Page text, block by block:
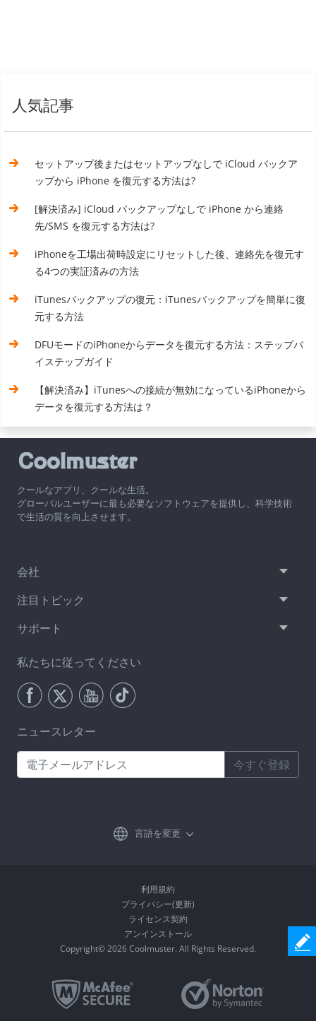
人気記事
セットアップ後またはセットアップなしで iCloud バックア
ップから iPhone を復元する方法は?
[解決済み] iCloud バックアップなしで iPhone から連絡
先/SMS を復元する方法は?
iPhoneを工場出荷時設定にリセットした後、連絡先を復元す
る4つの実証済みの方法
iTunesバックアップの復元：iTunesバックアップを簡単に復
元する方法
DFUモードのiPhoneからデータを復元する方法：ステップバ
イステップガイド
【解決済み】iTunesへの接続が無効になっているiPhoneから
データを復元する方法は？
クールなアプリ、クールな生活。
グローバルユーザーに最も必要なソフトウェアを提供し、科学技術
で生活の質を向上させます。
会社
注目トピック
サポート
私たちに従ってください
ニュースレター
今すぐ登録
言語を変更
利用規約
プライバシー(更新)
ライセンス契約
アンインストール
Copyright© 2026 Coolmuster. All Rights Reserved.